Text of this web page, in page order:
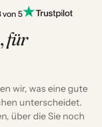
von 5
für
wir, was eine gute
unterscheidet.
über die Sie noch